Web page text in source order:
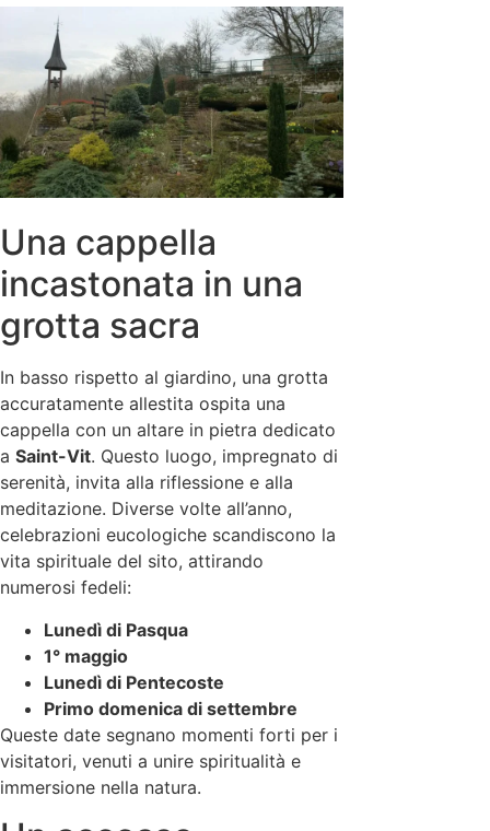
Una cappella
incastonata in una
grotta sacra
In basso rispetto al giardino, una grotta
accuratamente allestita ospita una
cappella con un altare in pietra dedicato
a Saint-Vit. Questo luogo, impregnato di
serenità, invita alla riflessione e alla
meditazione. Diverse volte all’anno,
celebrazioni eucologiche scandiscono la
vita spirituale del sito, attirando
numerosi fedeli:
Lunedì di Pasqua
1° maggio
Lunedì di Pentecoste
Primo domenica di settembre
Queste date segnano momenti forti per i
visitatori, venuti a unire spiritualità e
immersione nella natura.